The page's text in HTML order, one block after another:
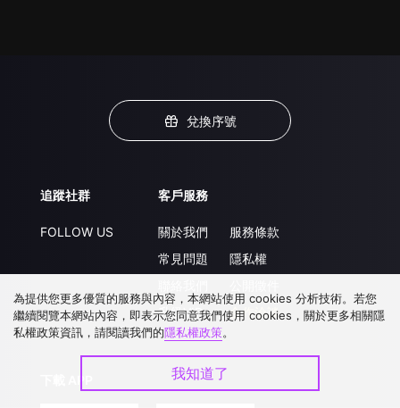
兌換序號
追蹤社群
FOLLOW US
客戶服務
關於我們
常見問題
升級VIP
服務條款
隱私權
合作洽談
為提供您更多優質的服務與內容，本網站使用 cookies 分析技術。若您
繼續閱覽本網站內容，即表示您同意我們使用 cookies，關於更多相關隱
私權政策資訊，請閱讀我們的隱私權政策。
我知道了